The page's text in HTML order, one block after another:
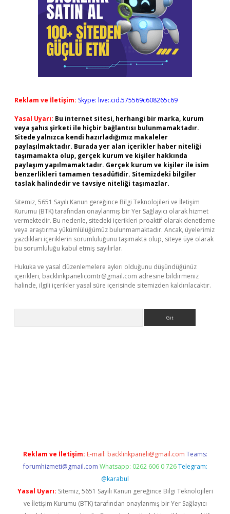
Reklam ve İletişim: Skype: live:.cid.575569c608265c69
Yasal Uyarı: Bu internet sitesi, herhangi bir marka, kurum
veya şahıs şirketi ile hiçbir bağlantısı bulunmamaktadır.
Sitede yalnızca kendi hazırladığımız makaleler
paylaşılmaktadır. Burada yer alan içerikler haber niteliği
taşımamakta olup, gerçek kurum ve kişiler hakkında
paylaşım yapılmamaktadır. Gerçek kurum ve kişiler ile isim
benzerlikleri tamamen tesadüfidir. Sitemizdeki bilgiler
taslak halindedir ve tavsiye niteliği taşımazlar.
Sitemiz, 5651 Sayılı Kanun gereğince Bilgi Teknolojileri ve İletişim
Kurumu (BTK) tarafından onaylanmış bir Yer Sağlayıcı olarak hizmet
vermektedir. Bu nedenle, sitedeki içerikleri proaktif olarak denetleme
veya araştırma yükümlülüğümüz bulunmamaktadır. Ancak, üyelerimiz
yazdıkları içeriklerin sorumluluğunu taşımakta olup, siteye üye olarak
bu sorumluluğu kabul etmiş sayılırlar.
Hukuka ve yasal düzenlemelere aykırı olduğunu düşündüğünüz
içerikleri, backlinkpanelicomtr@gmail.com adresine bildirmeniz
halinde, ilgili içerikler yasal süre içerisinde sitemizden kaldırılacaktır.
Reklam ve İletişim: E-mail: backlinkpaneli@gmail.com Teams:
forumhizmeti@gmail.com Whatsapp: 0262 606 0 726 Telegram:
@karabul
Yasal Uyarı: Sitemiz, 5651 Sayılı Kanun gereğince Bilgi Teknolojileri
ve İletişim Kurumu (BTK) tarafından onaylanmış bir Yer Sağlayıcı